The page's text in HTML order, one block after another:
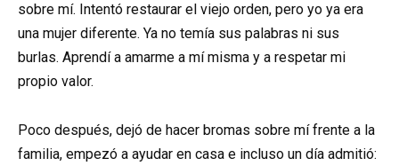
sobre mí. Intentó restaurar el viejo orden, pero yo ya era
una mujer diferente. Ya no temía sus palabras ni sus
burlas. Aprendí a amarme a mí misma y a respetar mi
propio valor.
Poco después, dejó de hacer bromas sobre mí frente a la
familia, empezó a ayudar en casa e incluso un día admitió: